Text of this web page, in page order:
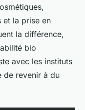
et la prise en
la différence,
bio
avec les instituts
de revenir à du